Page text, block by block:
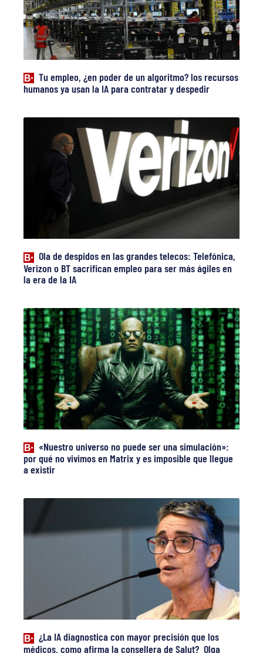
Tu empleo, ¿en poder de un algoritmo? los recursos
humanos ya usan la IA para contratar y despedir
Ola de despidos en las grandes telecos: Telefónica,
Verizon o BT sacrifican empleo para ser más ágiles en
la era de la IA
«Nuestro universo no puede ser una simulación»:
por qué no vivimos en Matrix y es imposible que llegue
a existir
¿La IA diagnostica con mayor precisión que los
médicos, como afirma la consellera de Salut? Olga